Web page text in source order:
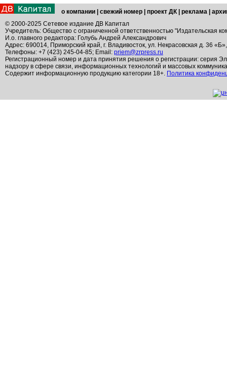
о компании свежий номер проект ДК реклама
© 2000-2025 Сетевое издание ДВ Капитал
Учредитель: Общество с ограниченной ответственностью "Издательская
И.о. главного редактора: Голубь Андрей Александрович
Адрес: 690014, Приморский край, г. Владивосток, ул. Некрасовская д. 36
Телефоны: +7 (423) 245-04-85; Email: priem@zrpress.ru
Регистрационный номер и дата принятия решения о регистрации: серия
надзору в сфере связи, информационных технологий и массовых
Содержит информационную продукцию категории 18+. Политика